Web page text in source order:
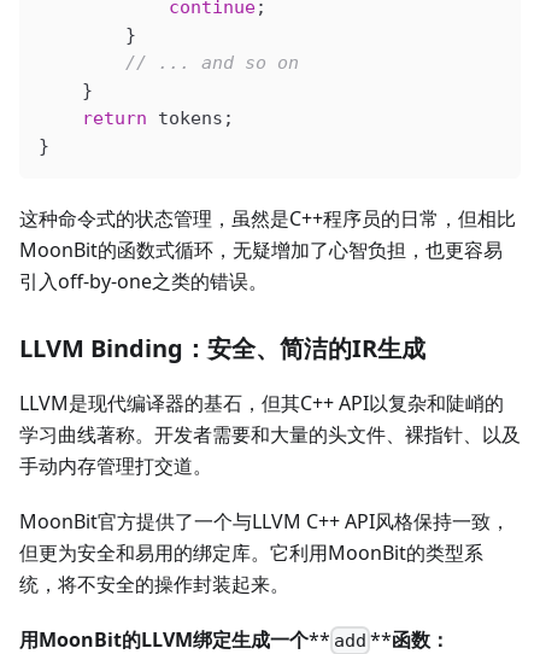
            continue
;
        }
        // ... and so on
    }
    return
tokens;
}
这种命令式的状态管理，虽然是C++程序员的日常，但相比
MoonBit的函数式循环，无疑增加了心智负担，也更容易
引入off-by-one之类的错误。
LLVM Binding：安全、简洁的IR生成
LLVM是现代编译器的基石，但其C++ API以复杂和陡峭的
学习曲线著称。开发者需要和大量的头文件、裸指针、以及
手动内存管理打交道。
MoonBit官方提供了一个与LLVM C++ API风格保持一致，
但更为安全和易用的绑定库。它利用MoonBit的类型系
统，将不安全的操作封装起来。
用MoonBit的LLVM绑定生成一个** add **函数：